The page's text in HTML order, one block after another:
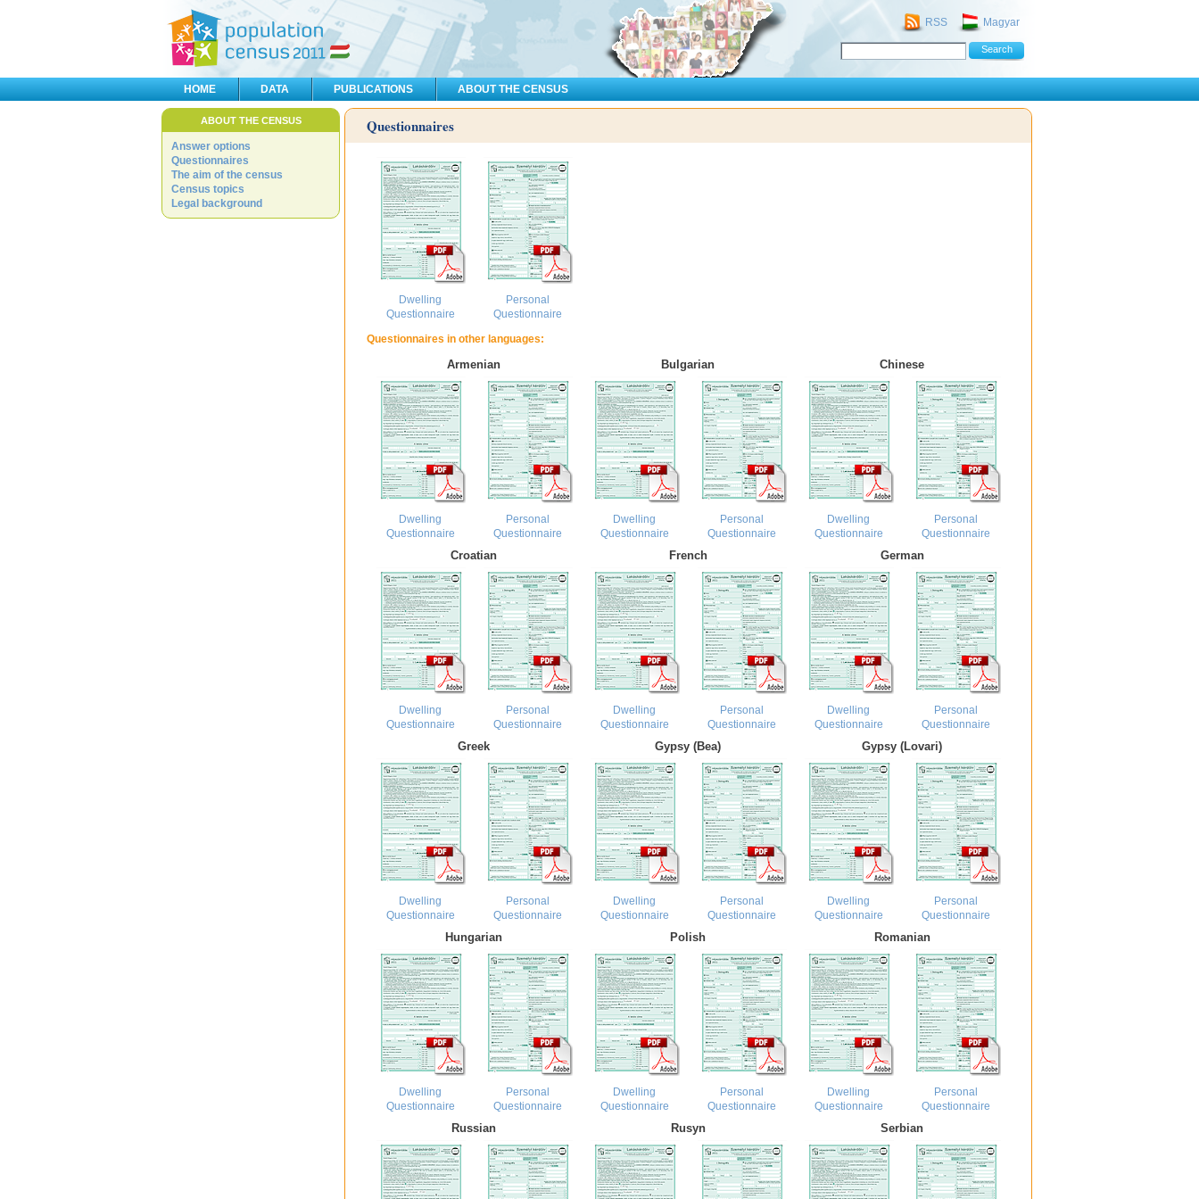
RSS Magyar
HOME DATA PUBLICATIONS ABOUT THE CENSUS
ABOUT THE CENSUS
Answer options
Questionnaires
The aim of the census
Census topics
Legal background
Questionnaires
Dwelling
Questionnaire
Personal
Questionnaire
Questionnaires in other languages:
Armenian
Dwelling
Questionnaire
Personal
Questionnaire
Bulgarian
Dwelling
Questionnaire
Personal
Questionnaire
Chinese
Dwelling
Questionnaire
Personal
Questionnaire
Croatian
Dwelling
Questionnaire
Personal
Questionnaire
French
Dwelling
Questionnaire
Personal
Questionnaire
German
Dwelling
Questionnaire
Personal
Questionnaire
Greek
Dwelling
Questionnaire
Personal
Questionnaire
Gypsy (Bea)
Dwelling
Questionnaire
Personal
Questionnaire
Gypsy (Lovari)
Dwelling
Questionnaire
Personal
Questionnaire
Hungarian
Dwelling
Questionnaire
Personal
Questionnaire
Polish
Dwelling
Questionnaire
Personal
Questionnaire
Romanian
Dwelling
Questionnaire
Personal
Questionnaire
Russian Rusyn Serbian